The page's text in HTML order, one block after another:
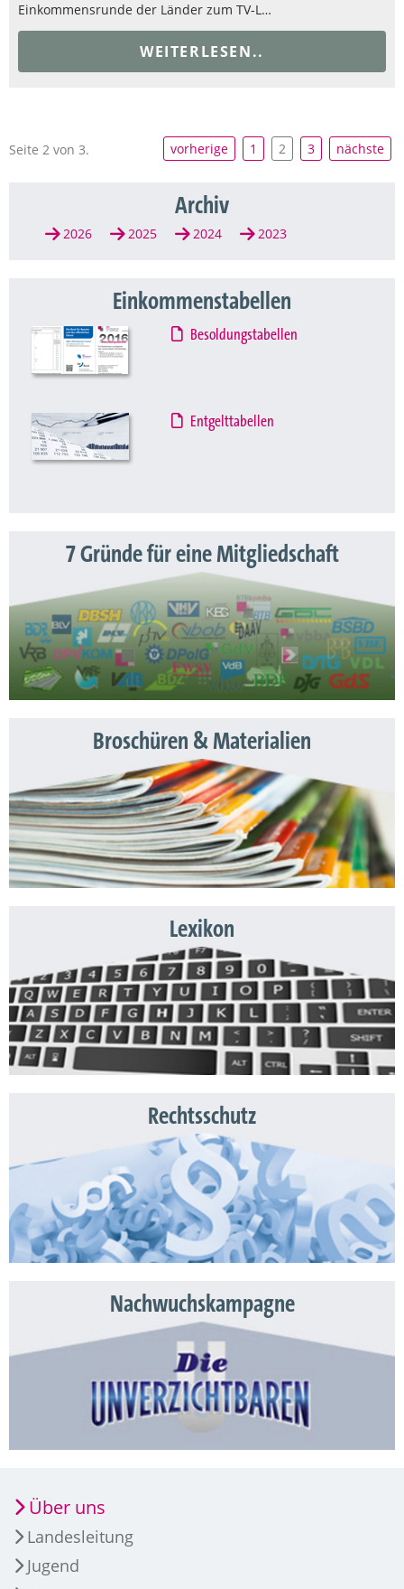
Einkommensrunde der Länder zum TV-L…
WEITERLESEN..
Seite 2 von 3. vorherige 1 2 3 nächste
Archiv
2026 2025 2024 2023
Einkommenstabellen
Besoldungstabellen
Entgelttabellen
7 Gründe für eine Mitgliedschaft
Broschüren & Materialien
Lexikon
Rechtsschutz
Nachwuchskampagne
Über uns
Landesleitung
Jugend